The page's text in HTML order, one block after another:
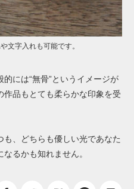
文字入れも可能です。
には“無骨”というイメージが
品もとても柔らかな印象を受
、どちらも優しい光であなた
るかも知れません。